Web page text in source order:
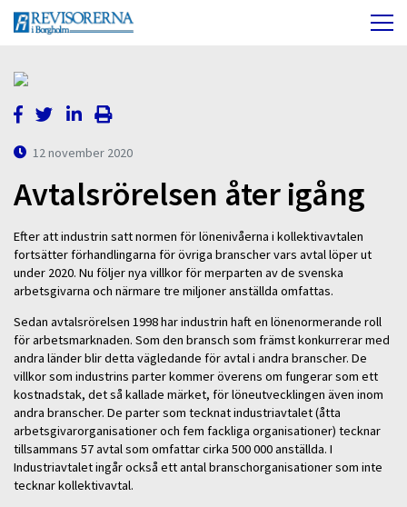
12 november 2020
Avtalsrörelsen åter igång
Efter att industrin satt normen för lönenivåerna i kollektivavtalen
fortsätter förhandlingarna för övriga branscher vars avtal löper ut
under 2020. Nu följer nya villkor för merparten av de svenska
arbetsgivarna och närmare tre miljoner anställda omfattas.
Sedan avtalsrörelsen 1998 har industrin haft en lönenormerande roll
för arbetsmarknaden. Som den bransch som främst konkurrerar med
andra länder blir detta vägledande för avtal i andra branscher. De
villkor som industrins parter kommer överens om fungerar som ett
kostnadstak, det så kallade märket, för löneutvecklingen även inom
andra branscher. De parter som tecknat industriavtalet (åtta
arbetsgivarorganisationer och fem fackliga organisationer) tecknar
tillsammans 57 avtal som omfattar cirka 500 000 anställda. I
Industriavtalet ingår också ett antal branschorganisationer som inte
tecknar kollektivavtal.